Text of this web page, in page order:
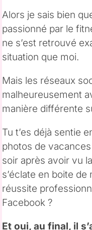
Alors je sais bien
passionné par le
ne s’est retrouvé
situation que moi.
Mais les réseaux
malheureusement
manière différente
Tu t’es déjà sentie
photos de vacances
soir après avoir vu
s’éclate en boite
réussite
Facebook ?
Et oui, au final, il